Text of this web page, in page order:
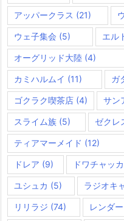
アッパークラス (21)
ウェ子集会 (5) エル
オーグリッド大陸 (4)
カミハルムイ (11) ガ
ゴクラク喫茶店 (4) サン
スライム族 (5) ゼクレ
ティアマーメイド (12)
ドレア (9) ドワチャッ
ユシュカ (5) ラジオキ
リリラジ (74) レンダ